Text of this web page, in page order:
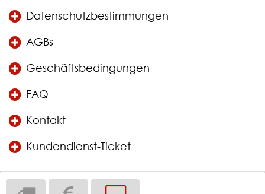
Datenschutzbestimmungen
AGBs
Geschäftsbedingungen
FAQ
Kontakt
Kundendienst-Ticket